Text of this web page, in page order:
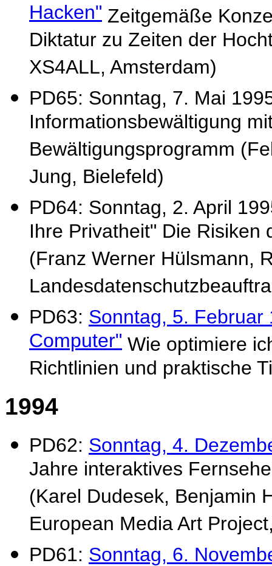
Hacken" Zeitgemäße
Diktatur zu Zeiten der
XS4ALL, Amsterdam)
PD65: Sonntag, 7. Mai
Informationsbewältigung
Bewältigungsprogramm
Jung, Bielefeld)
PD64: Sonntag, 2. April
Ihre Privatheit" Die
(Franz Werner Hülsmann,
PD63: Sonntag, 5. Februar
Computer" Wie optimiere
Richtlinien und praktische
1994
PD62: Sonntag, 4.
Jahre interaktives
(Karel Dudesek, Benjamin
European Media Art
PD61: Sonntag, 6.